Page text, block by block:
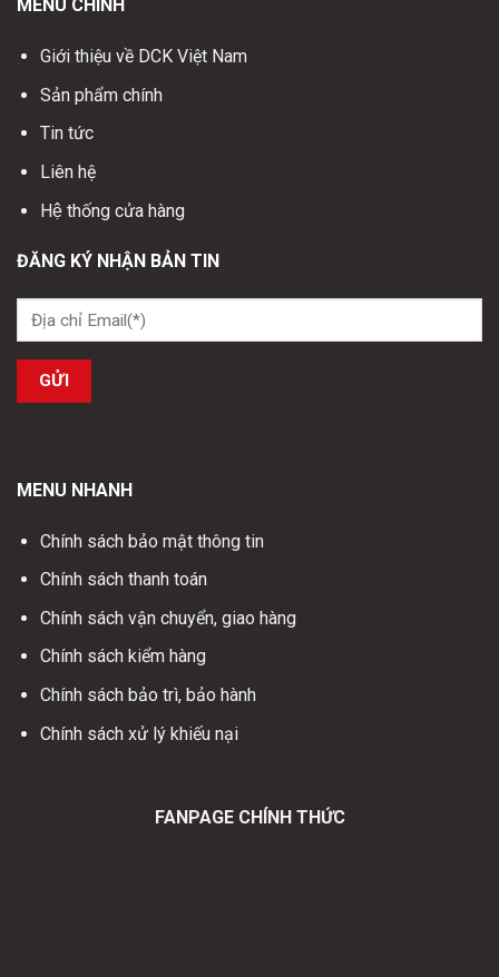
MENU CHÍNH
Giới thiệu về DCK Việt Nam
Sản phẩm chính
Tin tức
Liên hệ
Hệ thống cửa hàng
ĐĂNG KÝ NHẬN BẢN TIN
MENU NHANH
Chính sách bảo mật thông tin
Chính sách thanh toán
Chính sách vận chuyển, giao hàng
Chính sách kiểm hàng
Chính sách bảo trì, bảo hành
Chính sách xử lý khiếu nại
FANPAGE CHÍNH THỨC